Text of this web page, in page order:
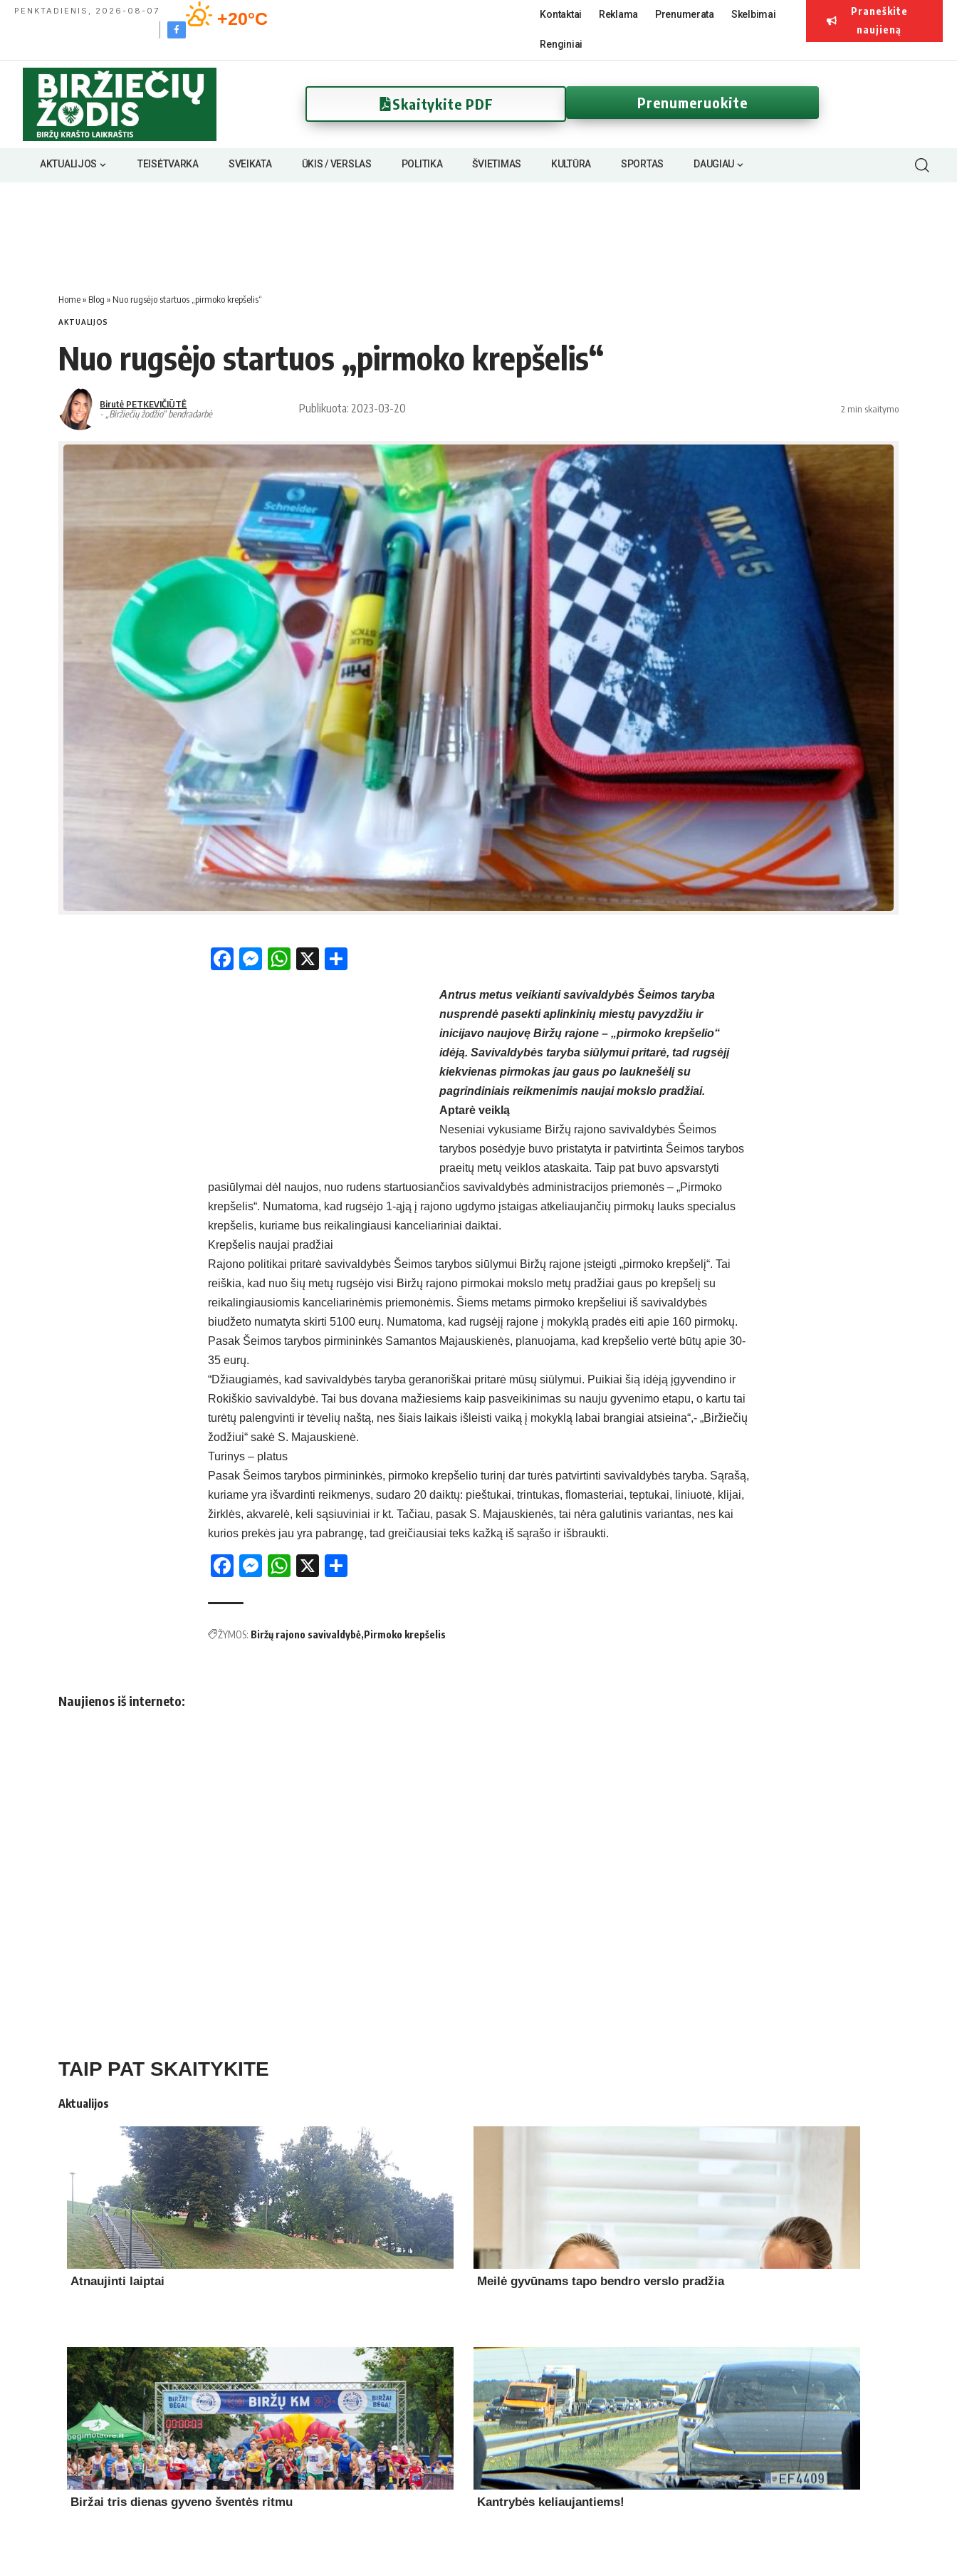
PENKTADIENIS, 2026-08-07 +20°C Kontaktai Reklama Prenumerata Skelbimai
Renginiai
Praneškite
naujieną
Skaitykite PDF Prenumeruokite
AKTUALIJOS TEISĖTVARKA SVEIKATA ŪKIS / VERSLAS POLITIKA ŠVIETIMAS KULTŪRA SPORTAS DAUGIAU
Home» Blog » Nuo rugsėjo startuos „pirmoko krepšelis“
AKTUALIJOS
Nuo rugsėjo startuos „pirmoko krepšelis“
Birutė PETKEVIČIŪTĖ
- „Biržiečių žodžio“ bendradarbė
Publikuota: 2023-03-20 2 min skaitymo
Facebook
Messenger
WhatsApp
X
Antrus metus veikianti savivaldybės Šeimos taryba
nusprendė pasekti aplinkinių miestų pavyzdžiu ir
inicijavo naujovę Biržų rajone – „pirmoko krepšelio“
idėją. Savivaldybės taryba siūlymui pritarė, tad rugsėjį
kiekvienas pirmokas jau gaus po lauknešėlį su
pagrindiniais reikmenimis naujai mokslo pradžiai.
Aptarė veiklą
Neseniai vykusiame Biržų rajono savivaldybės Šeimos
tarybos posėdyje buvo pristatyta ir patvirtinta Šeimos tarybos
praeitų metų veiklos ataskaita. Taip pat buvo apsvarstyti
pasiūlymai dėl naujos, nuo rudens startuosiančios savivaldybės administracijos priemonės – „Pirmoko
krepšelis“. Numatoma, kad rugsėjo 1-ąją į rajono ugdymo įstaigas atkeliaujančių pirmokų lauks specialus
krepšelis, kuriame bus reikalingiausi kanceliariniai daiktai.
Krepšelis naujai pradžiai
Rajono politikai pritarė savivaldybės Šeimos tarybos siūlymui Biržų rajone įsteigti „pirmoko krepšelį“. Tai
reiškia, kad nuo šių metų rugsėjo visi Biržų rajono pirmokai mokslo metų pradžiai gaus po krepšelį su
reikalingiausiomis kanceliarinėmis priemonėmis. Šiems metams pirmoko krepšeliui iš savivaldybės
biudžeto numatyta skirti 5100 eurų. Numatoma, kad rugsėjį rajone į mokyklą pradės eiti apie 160 pirmokų.
Pasak Šeimos tarybos pirmininkės Samantos Majauskienės, planuojama, kad krepšelio vertė būtų apie 30-
35 eurų.
“Džiaugiamės, kad savivaldybės taryba geranoriškai pritarė mūsų siūlymui. Puikiai šią idėją įgyvendino ir
Rokiškio savivaldybė. Tai bus dovana mažiesiems kaip pasveikinimas su nauju gyvenimo etapu, o kartu tai
turėtų palengvinti ir tėvelių naštą, nes šiais laikais išleisti vaiką į mokyklą labai brangiai atsieina“,- „Biržiečių
žodžiui“ sakė S. Majauskienė.
Turinys – platus
Pasak Šeimos tarybos pirmininkės, pirmoko krepšelio turinį dar turės patvirtinti savivaldybės taryba. Sąrašą,
kuriame yra išvardinti reikmenys, sudaro 20 daiktų: pieštukai, trintukas, flomasteriai, teptukai, liniuotė, klijai,
žirklės, akvarelė, keli sąsiuviniai ir kt. Tačiau, pasak S. Majauskienės, tai nėra galutinis variantas, nes kai
kurios prekės jau yra pabrangę, tad greičiausiai teks kažką iš sąrašo ir išbraukti.
Facebook
Messenger
WhatsApp
X
ŽYMOS: Biržų rajono savivaldybė Pirmoko krepšelis
Naujienos iš interneto:
TAIP PAT SKAITYKITE
Aktualijos
Atnaujinti laiptai Meilė gyvūnams tapo bendro verslo pradžia
Biržai tris dienas gyveno šventės ritmu Kantrybės keliaujantiems!